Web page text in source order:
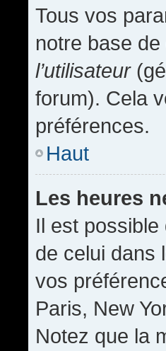
Tous vos
notre base
l’utilisateur
forum). Cela
préférences.
Haut
Les heures
Il est possible
de celui dans
vos
Paris, New
Notez que la